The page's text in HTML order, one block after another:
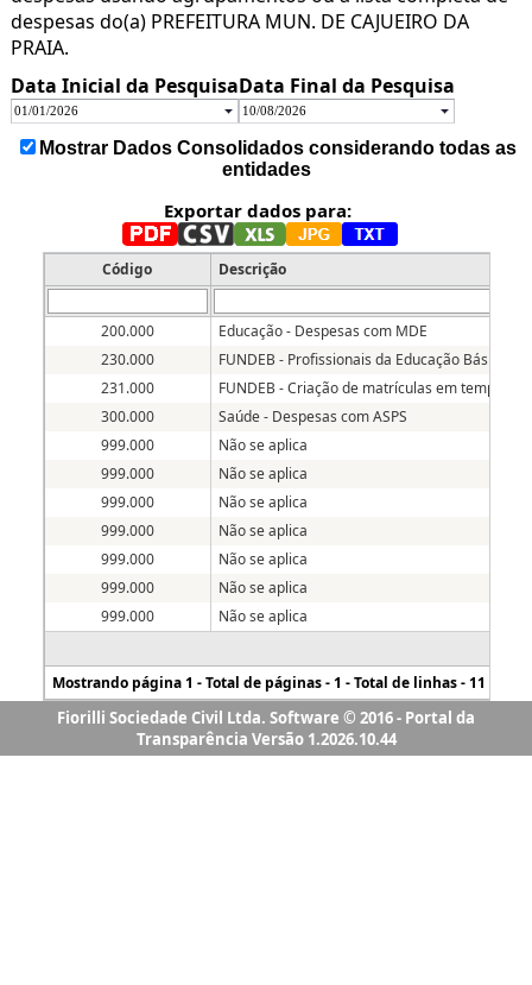
Fiorilli Sociedade Civil Ltda. Software © 2016 - Portal da
Transparência Versão 1.2026.10.44